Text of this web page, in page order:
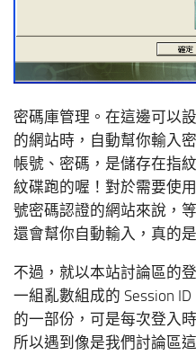
密碼庫管理。在這邊可以
的網站時，自動幫你輸入
帳號、密碼，是儲存在指
紋碟跑的喔！對於需要使
號密碼認證的網站來說，
還會幫你自動輸入，真的
不過，就以本站討論區的
一組亂數組成的 Session
的一部份，可是每次登入
所以遇到像是我們討論區